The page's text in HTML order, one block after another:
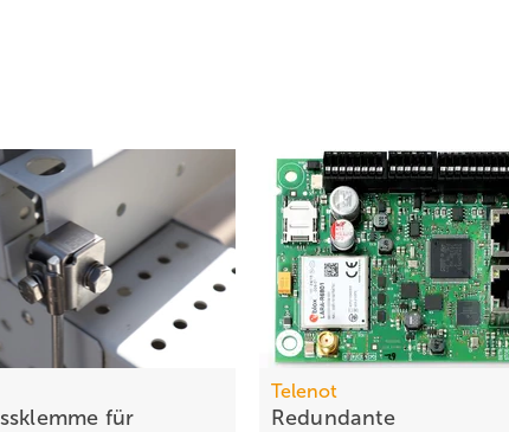
für
Telenot
Redundante